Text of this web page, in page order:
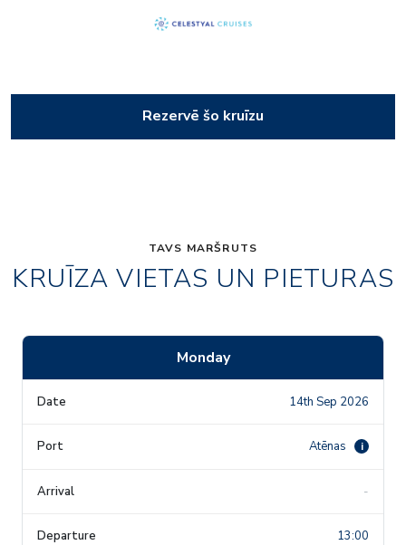
Rezervē šo kruīzu
TAVS MARŠRUTS
KRUĪZA VIETAS UN PIETURAS
Monday
14th Sep 2026
Atēnas i
-
13:00